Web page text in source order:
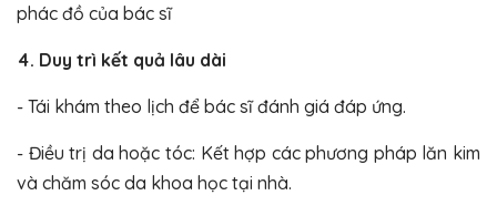
phác đồ của bác sĩ
4. Duy trì kết quả lâu dài
- Tái khám theo lịch để bác sĩ đánh giá đáp ứng.
- Điều trị da hoặc tóc: Kết hợp các phương pháp lăn kim
và chăm sóc da khoa học tại nhà.